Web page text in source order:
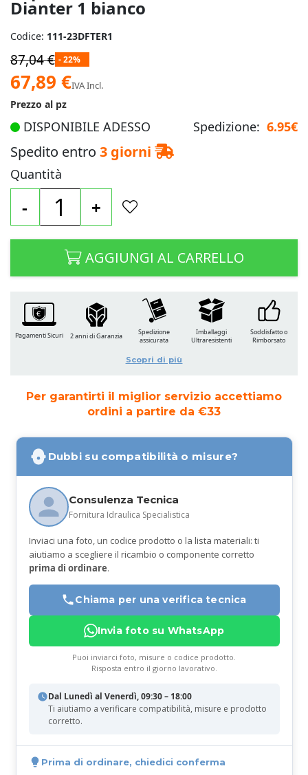
Dianter 1 bianco
Codice: 111-23DFTER1
87,04 € - 22%
Prezzo
speciale
67,89 €IVA Incl.
Prezzo al pz
DISPONIBILE ADESSO Spedizione: 6.95€
Spedito entro 3 giorni
Quantità
- +
AGGIUNGI AL CARRELLO
Per garantirti il miglior servizio accettiamo
ordini a partire da €33
Dubbi su compatibilità o misure?
Consulenza Tecnica
Fornitura Idraulica Specialistica
Inviaci una foto, un codice prodotto o la lista materiali: ti
aiutiamo a scegliere il ricambio o componente corretto
prima di ordinare.
Chiama per una verifica tecnica
Invia foto su WhatsApp
Puoi inviarci foto, misure o codice prodotto.
Risposta entro il giorno lavorativo.
Dal Lunedì al Venerdì, 09:30 – 18:00
Ti aiutiamo a verificare compatibilità, misure e prodotto
corretto.
Prima di ordinare, chiedici conferma
Pagamenti Sicuri 2 anni di Garanzia
Spedizione
assicurata
Imballaggi
Ultraresistenti
Soddisfatto o
Rimborsato
Scopri di più